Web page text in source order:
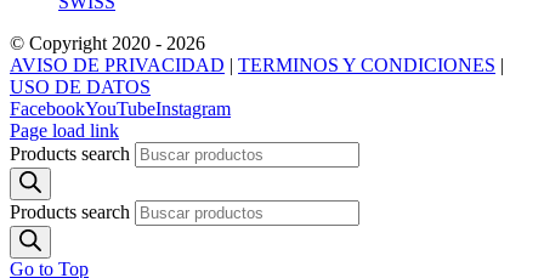
© Copyright 2020 - 2026
AVISO DE PRIVACIDAD | TERMINOS Y CONDICIONES |
USO DE DATOS
FacebookYouTubeInstagram
Page load link
Products search
Products search
Go to Top